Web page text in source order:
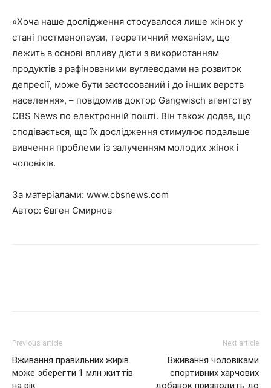
«Хоча наше дослідження стосувалося лише жінок у
стані постменопаузи, теоретичний механізм, що
лежить в основі впливу дієти з використанням
продуктів з рафінованими вуглеводами на розвиток
депресії, може бути застосований і до інших верств
населення», – повідомив доктор Gangwisch агентству
CBS News по електронній пошті. Він також додав, що
сподівається, що їх дослідження стимулює подальше
вивчення проблеми із залученням молодих жінок і
чоловіків.
За матеріалами: www.cbsnews.com
Автор: Євген Смирнов
Previous article
Вживання правильних жирів
може зберегти 1 млн життів
на рік
Next article
Вживання чоловіками
спортивних харчових
добавок призводить до